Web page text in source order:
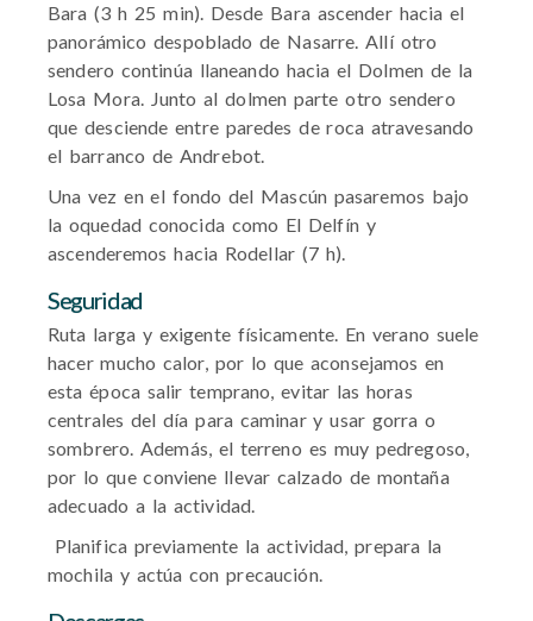
Bara (3 h 25 min). Desde Bara ascender hacia el
panorámico despoblado de Nasarre. Allí otro
sendero continúa llaneando hacia el Dolmen de la
Losa Mora. Junto al dolmen parte otro sendero
que desciende entre paredes de roca atravesando
el barranco de Andrebot.
Una vez en el fondo del Mascún pasaremos bajo
la oquedad conocida como El Delfín y
ascenderemos hacia Rodellar (7 h).
Seguridad
Ruta larga y exigente físicamente. En verano suele
hacer mucho calor, por lo que aconsejamos en
esta época salir temprano, evitar las horas
centrales del día para caminar y usar gorra o
sombrero. Además, el terreno es muy pedregoso,
por lo que conviene llevar calzado de montaña
adecuado a la actividad.
Planifica previamente la actividad, prepara la
mochila y actúa con precaución.